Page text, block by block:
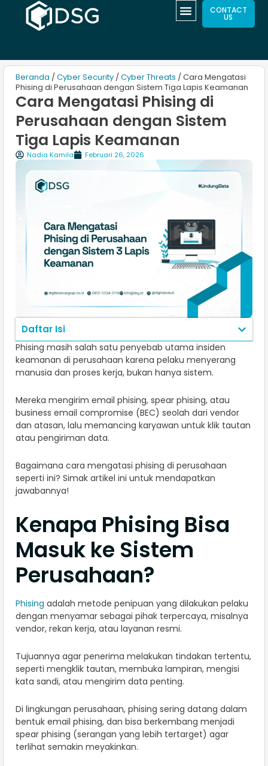
CONTACT
US
Beranda / Cyber Security / Cyber Threats / Cara Mengatasi
Phising di Perusahaan dengan Sistem Tiga Lapis Keamanan
Cara Mengatasi Phising di
Perusahaan dengan Sistem
Tiga Lapis Keamanan
Nadia Kamila Februari 26, 2026
Daftar Isi
Phising masih salah satu penyebab utama insiden
keamanan di perusahaan karena pelaku menyerang
manusia dan proses kerja, bukan hanya sistem.
Mereka mengirim email phising, spear phising, atau
business email compromise (BEC) seolah dari vendor
dan atasan, lalu memancing karyawan untuk klik tautan
atau pengiriman data.
Bagaimana cara mengatasi phising di perusahaan
seperti ini? Simak artikel ini untuk mendapatkan
jawabannya!
Kenapa Phising Bisa
Masuk ke Sistem
Perusahaan?
Phising adalah metode penipuan yang dilakukan pelaku
dengan menyamar sebagai pihak terpercaya, misalnya
vendor, rekan kerja, atau layanan resmi.
Tujuannya agar penerima melakukan tindakan tertentu,
seperti mengklik tautan, membuka lampiran, mengisi
kata sandi, atau mengirim data penting.
Di lingkungan perusahaan, phising sering datang dalam
bentuk email phising, dan bisa berkembang menjadi
spear phising (serangan yang lebih tertarget) agar
terlihat semakin meyakinkan.